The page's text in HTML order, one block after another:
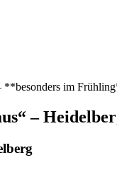
**besonders im
–